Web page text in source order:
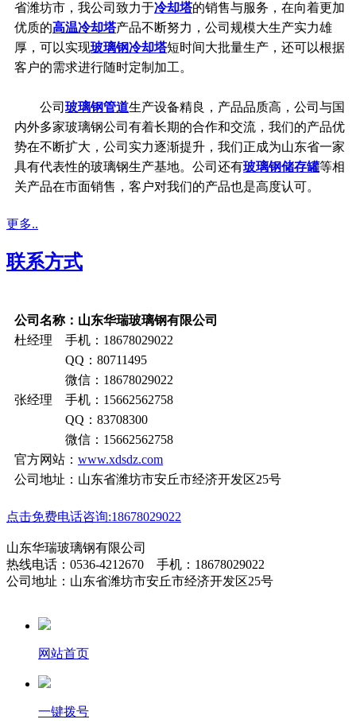
省潍坊市，我公司致力于冷却塔的销售与服务，在向着更加
优质的高温冷却塔产品不断努力，公司规模大生产实力雄
厚，可以实现玻璃钢冷却塔短时间大批量生产，还可以根据
客户的需求进行随时定制加工。
公司 玻璃钢管道生产设备精良，产品品质高，公司与国
内外多家玻璃钢公司有着长期的合作和交流，我们的产品优
势在不断扩大，公司实力逐渐提升，我们正成为山东省一家
具有代表性的玻璃钢生产基地。公司还有玻璃钢储存罐等相
关产品在市面销售，客户对我们的产品也是高度认可。
更多..
联系方式
公司名称：山东华瑞玻璃钢有限公司
杜经理 手机：18678029022
QQ：80711495
微信：18678029022
张经理 手机：15662562758
QQ：83708300
微信：15662562758
官方网站： www.xdsdz.com
公司地址：山东省潍坊市安丘市经济开发区25号
点击免费电话咨询:18678029022
山东华瑞玻璃钢有限公司
热线电话：0536-4212670 手机：18678029022
公司地址：山东省潍坊市安丘市经济开发区25号
网站首页
一键拨号